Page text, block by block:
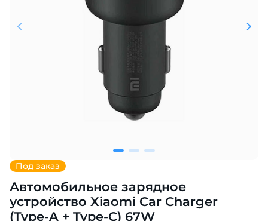
Под заказ
Автомобильное зарядное
устройство Xiaomi Car Charger
(Type-A + Type-C) 67W
25
Добавляйте товары
% картой любого банка
Получайте товар
выбранный способом